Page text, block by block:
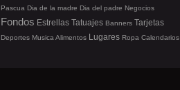
Pascua Dia de la madre Dia del padre Negocios
Fondos Estrellas Tatuajes Banners Tarjetas
Deportes Musica Alimentos Lugares Ropa Calendarios